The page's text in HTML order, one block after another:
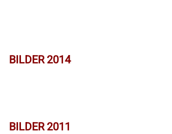
BILDER 2014
BILDER 2011